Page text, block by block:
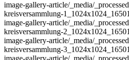
image-gallery-article/_media/
kreisversammlung-
image-gallery-article/_media/
kreisversammlung-
image-gallery-article/_media/
kreisversammlung-